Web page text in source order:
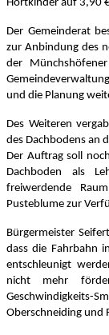
Hortkinder auf 3,90
Der Gemeinderat
zur Anbindung des
der
und die Planung
Des Weiteren
des Dachbodens an
Der Auftrag soll
Dachboden als
freiwerdende
Pusteblume zur
Bürgermeister
dass die Fahrbahn
entschleunigt
nicht mehr
Oberschneiding und